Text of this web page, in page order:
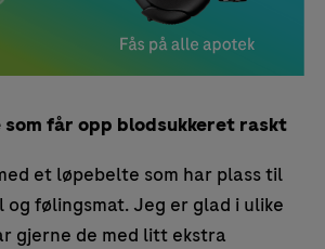
som får opp blodsukkeret raskt
et løpebelte som har plass til
og følingsmat. Jeg er glad i ulike
gjerne de med litt ekstra